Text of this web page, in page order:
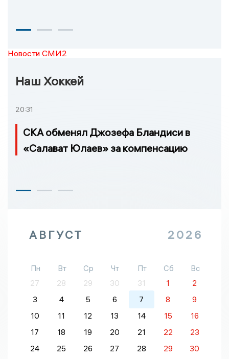
Новости СМИ2
Наш Хоккей
20:31
СКА обменял Джозефа Бландиси в
«Салават Юлаев» за компенсацию
АВГУСТ 2026
Пн Вт Ср Чт Пт Сб
Вс
27
28 29 30 31 1
2
3
4 5 6 7 8
9
10
11 12 13 14 15
16
17
18 19 20 21 22
23
24
25 26 27 28 29
30